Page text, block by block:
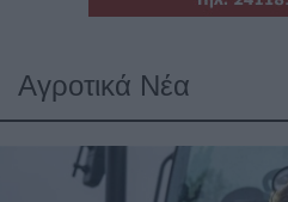
Αγροτικά Νέα